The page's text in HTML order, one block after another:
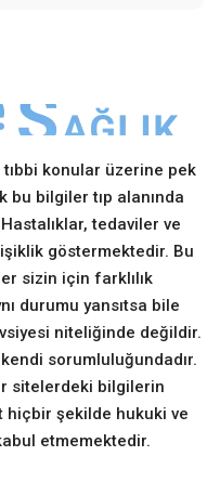
konular üzerine pek
bu bilgiler tıp alanında
tedaviler ve
göstermektedir. Bu
sizin için farklılık
durumu yansıtsa bile
niteliğinde değildir.
sorumluluğundadır.
sitelerdeki bilgilerin
hiçbir şekilde hukuki ve
etmemektedir.